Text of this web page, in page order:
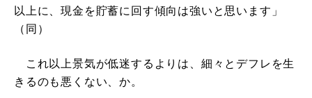
以上に、現金を貯蓄に回す傾向は強いと思います」
（同）
これ以上景気が低迷するよりは、細々とデフレを生
きるのも悪くない、か。